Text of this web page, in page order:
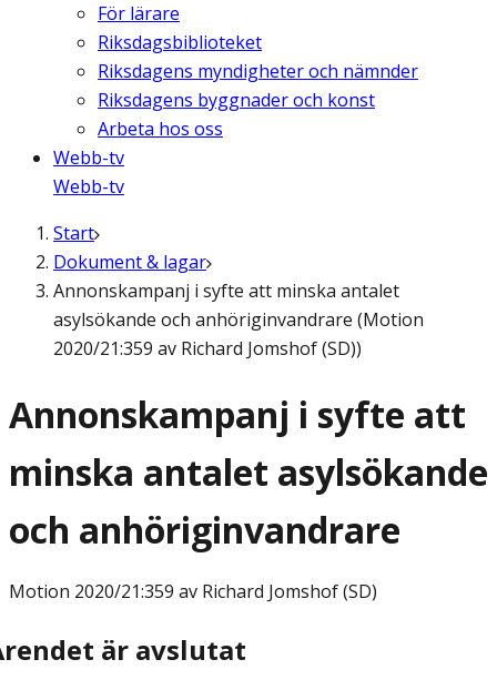
För lärare
Riksdagsbiblioteket
Riksdagens myndigheter och nämnder
Riksdagens byggnader och konst
Arbeta hos oss
Webb-tv
Webb-tv
Start
Dokument & lagar
Annonskampanj i syfte att minska antalet
asylsökande och anhöriginvandrare (Motion
2020/21:359 av Richard Jomshof (SD))
Annonskampanj i syfte att
minska antalet asylsökande
och anhöriginvandrare
Motion 2020/21:359 av Richard Jomshof (SD)
är avslutat